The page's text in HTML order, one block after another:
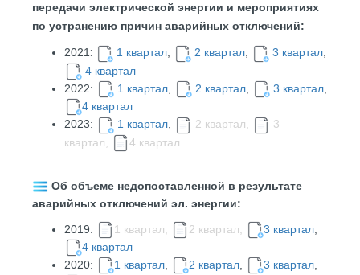
передачи электрической энергии и мероприятиях
по устранению причин аварийных отключений:
2021: 1 квартал, 2 квартал, 3 квартал,
4 квартал
2022:
1 квартал 2 квартал 3 квартал
4 квартал
2023:
1 квартал, 2 квартал,
3
квартал,
4 квартал
Об объеме недопоставленной в результате
аварийных отключений эл. энергии:
2019:
1 квартал, 2 квартал, 3 квартал
4 квартал
2020:
1 квартал 2 квартал 3 квартал